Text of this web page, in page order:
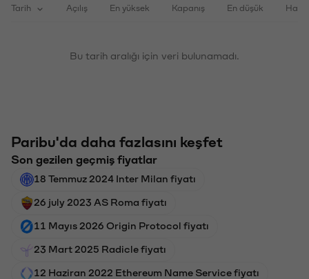
Tarih Açılış En yüksek Kapanış En düşük
Bu tarih aralığı için veri bulunamadı.
Paribu'da daha fazlasını keşfet
Son gezilen geçmiş fiyatlar
18 Temmuz 2024 Inter Milan fiyatı
26 july 2023 AS Roma fiyatı
11 Mayıs 2026 Origin Protocol fiyatı
23 Mart 2025 Radicle fiyatı
12 Haziran 2022 Ethereum Name Service fiyatı